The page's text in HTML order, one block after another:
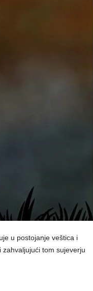
u postojanje veštica i
tom sujeverju